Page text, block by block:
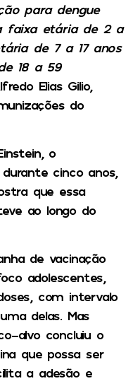
para dengue
faixa etária de 2 a
de 7 a 17 anos
18 a 59
Elias Gilio,
do
o
cinco anos,
que essa
ao longo do
de vacinação
adolescentes,
com intervalo
delas. Mas
alvo concluiu o
que possa ser
a adesão e